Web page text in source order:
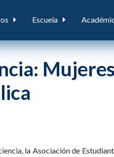
Escuela
la Asociación de